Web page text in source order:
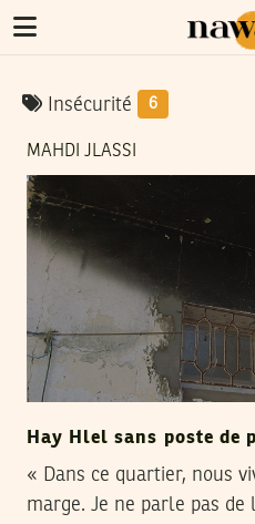
Insécurité 6
MAHDI JLASSI
Hay Hlel sans poste de
« Dans ce quartier, nous
marge. Je ne parle pas de